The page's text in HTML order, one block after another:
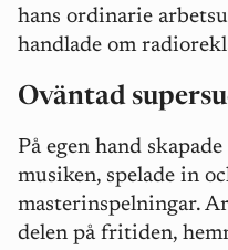
hans ordinarie
handlade om
Oväntad
På egen hand
musiken, spelade in
masterinspelningar.
delen på fritiden,